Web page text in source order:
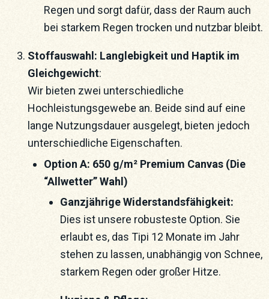
Regen und sorgt dafür, dass der Raum auch
bei starkem Regen trocken und nutzbar bleibt.
Stoffauswahl: Langlebigkeit und Haptik im
Gleichgewicht:
Wir bieten zwei unterschiedliche
Hochleistungsgewebe an. Beide sind auf eine
lange Nutzungsdauer ausgelegt, bieten jedoch
unterschiedliche Eigenschaften.
Option A: 650 g/m² Premium Canvas (Die
“Allwetter” Wahl)
Ganzjährige Widerstandsfähigkeit:
Dies ist unsere robusteste Option. Sie
erlaubt es, das Tipi 12 Monate im Jahr
stehen zu lassen, unabhängig von Schnee,
starkem Regen oder großer Hitze.